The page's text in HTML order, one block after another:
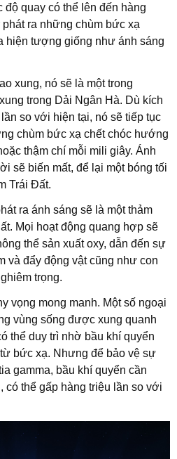
quay có thể lên đến hàng
ra những chùm bức xạ
hiện tượng giống như ánh sáng
xung, nó sẽ là một trong
trong Dải Ngân Hà. Dù kích
so với hiện tại, nó sẽ tiếp tục
chùm bức xạ chết chóc hướng
thậm chí mỗi mili giây. Ánh
sẽ biến mất, để lại một bóng tối
Trái Đất.
ra ánh sáng sẽ là một thảm
Mọi hoạt động quang hợp sẽ
thể sản xuất oxy, dẫn đến sự
và đẩy động vật cũng như con
trọng.
vọng mong manh. Một số ngoại
vùng sống được xung quanh
thể duy trì nhờ bầu khí quyển
bức xạ. Nhưng để bảo vệ sự
gamma, bầu khí quyển cần
có thể gấp hàng triệu lần so với